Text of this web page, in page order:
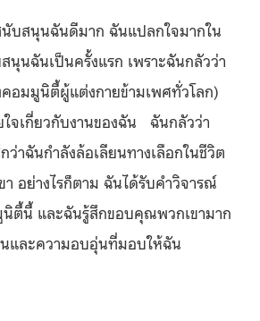
นับสนุนฉันดีมาก ฉันแปลกใจมากใน
นุนฉันเป็นครั้งแรก เพราะฉันกลัวว่า
คอมมูนิตี้ผู้แต่งกายข้ามเพศทั่วโลก)
จเกี่ยวกับงานของฉัน
ฉันกลัวว่า
ว่าฉันกำลังล้อเลียนทางเลือกในชีวิต
อย่างไรก็ตาม ฉันได้รับคำวิจารณ์
ตี้นี้ และฉันรู้สึกขอบคุณพวกเขามาก
และความอบอุ่นที่มอบให้ฉัน